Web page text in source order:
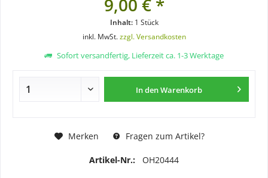
9,00 € *
Inhalt: 1 Stück
inkl. MwSt.zzgl. Versandkosten
Sofort versandfertig, Lieferzeit ca. 1-3 Werktage
In denWarenkorb
Merken Fragen zum Artikel?
Artikel-Nr.: OH20444